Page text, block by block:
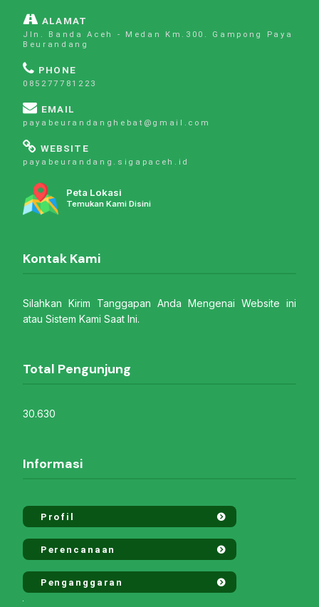
ALAMAT
Jln. Banda Aceh - Medan Km.300. Gampong Paya
Beurandang
PHONE
085277781223
EMAIL
payabeurandanghebat@gmail.com
WEBSITE
payabeurandang.sigapaceh.id
Peta Lokasi
Temukan Kami Disini
Kontak Kami
Silahkan Kirim Tanggapan Anda Mengenai Website ini
atau Sistem Kami Saat Ini.
Total Pengunjung
30.630
Informasi
Profil
Perencanaan
Penganggaran